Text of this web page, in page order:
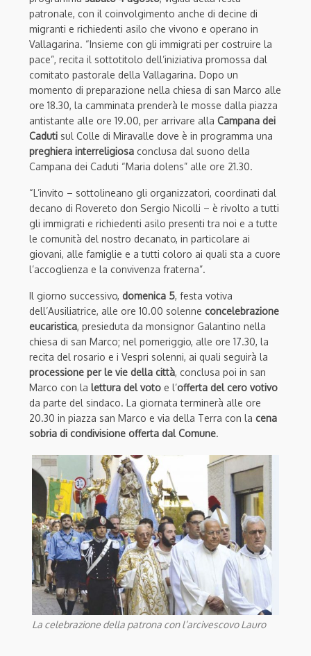
patronale, con il coinvolgimento anche di decine di
migranti e richiedenti asilo che vivono e operano in
Vallagarina. “Insieme con gli immigrati per costruire la
pace”, recita il sottotitolo dell’iniziativa promossa dal
comitato pastorale della Vallagarina. Dopo un
momento di preparazione nella chiesa di san Marco alle
ore 18.30, la camminata prenderà le mosse dalla piazza
antistante alle ore 19.00, per arrivare alla Campana dei
Caduti sul Colle di Miravalle dove è in programma una
preghiera interreligiosa conclusa dal suono della
Campana dei Caduti “Maria dolens” alle ore 21.30.
“L’invito – sottolineano gli organizzatori, coordinati dal
decano di Rovereto don Sergio Nicolli – è rivolto a tutti
gli immigrati e richiedenti asilo presenti tra noi e a tutte
le comunità del nostro decanato, in particolare ai
giovani, alle famiglie e a tutti coloro ai quali sta a cuore
l’accoglienza e la convivenza fraterna”.
Il giorno successivo, domenica 5, festa votiva
dell’Ausiliatrice, alle ore 10.00 solenne concelebrazione
eucaristica, presieduta da monsignor Galantino nella
chiesa di san Marco; nel pomeriggio, alle ore 17.30, la
recita del rosario e i Vespri solenni, ai quali seguirà la
processione per le vie della città, conclusa poi in san
Marco con la lettura del voto e l’offerta del cero votivo
da parte del sindaco. La giornata terminerà alle ore
20.30 in piazza san Marco e via della Terra con la cena
sobria di condivisione offerta dal Comune.
La celebrazione della patrona con l’arcivescovo Lauro